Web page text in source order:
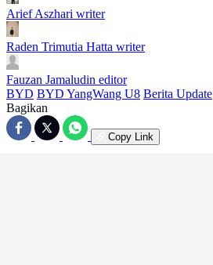
Arief Aszhari writer
Raden Trimutia Hatta writer
Fauzan Jamaludin editor
BYD BYD YangWang U8 Berita Update
Bagikan
Copy Link